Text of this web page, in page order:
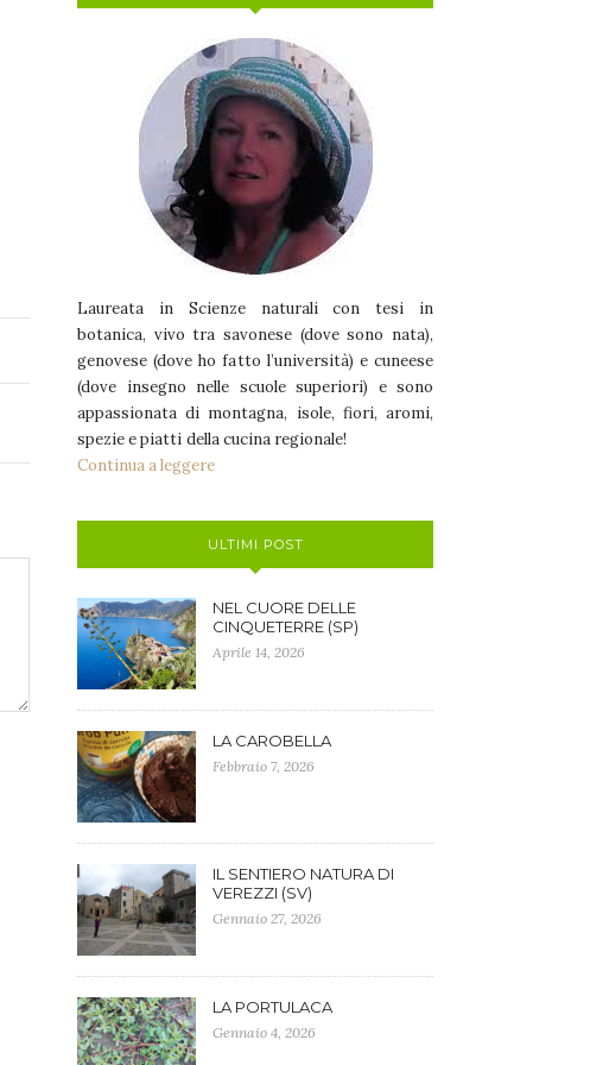
Laureata in Scienze naturali con tesi in
botanica, vivo tra savonese (dove sono nata),
genovese (dove ho fatto l’università) e cuneese
(dove insegno nelle scuole superiori) e sono
appassionata di montagna, isole, fiori, aromi,
spezie e piatti della cucina regionale!
Continua a leggere
ULTIMI POST
NEL CUORE DELLE
CINQUETERRE (SP)
Aprile 14, 2026
LA CAROBELLA
Febbraio 7, 2026
IL SENTIERO NATURA DI
VEREZZI (SV)
Gennaio 27, 2026
LA PORTULACA
Gennaio 4, 2026